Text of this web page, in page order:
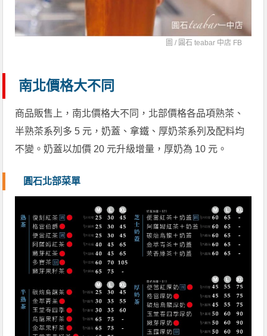
圖 / 圓石 teabar 中店 FB
南北價格大不同
商品販售上，南北價格大不同，北部價格各品項熟茶、
半熟茶系列多 5 元，奶蓋、拿鐵、厚奶茶系列及配料均
不變。奶蓋以加價 20 元升級增量，厚奶為 10 元。
圓石北部菜單